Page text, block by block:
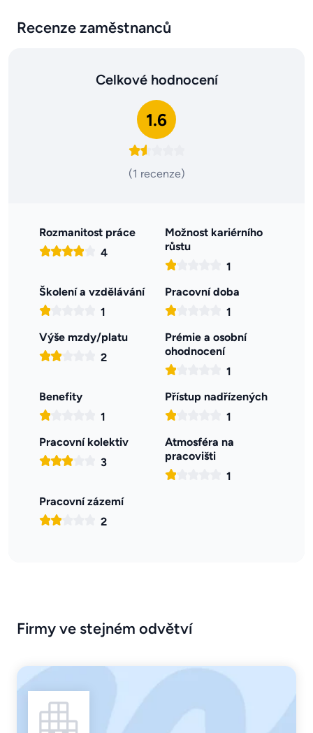
Recenze zaměstnanců
Celkové hodnocení
1.6
(1 recenze)
Rozmanitost práce
4
Možnost kariérního
růstu
1
Školení a vzdělávání
1
Pracovní doba
1
Výše mzdy/platu
2
Prémie a osobní
ohodnocení
1
Benefity
1
Přístup nadřízených
1
Pracovní kolektiv
3
Atmosféra na
pracovišti
1
Pracovní zázemí
2
Firmy ve stejném odvětví